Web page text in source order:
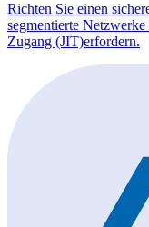
Richten Sie einen
segmentierte
Zugang (JIT)erfordern.